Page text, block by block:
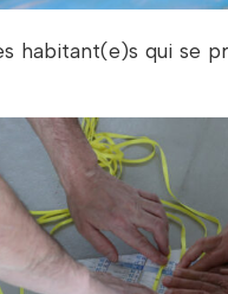
habitant(e)s qui se